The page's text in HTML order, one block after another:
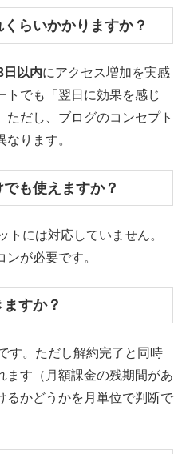
らいかかりますか？
日以内にアクセス増加を実感
トでも「翌日に効果を感じ
だし、ブログのコンセプト
ります。
も使えますか？
トには対応していません。
が必要です。
すか？
す。ただし解約完了と同時
ます（月額課金の残期間があ
るかどうかを月単位で判断で